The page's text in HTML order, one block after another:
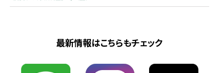
最新情報はこちらもチェック